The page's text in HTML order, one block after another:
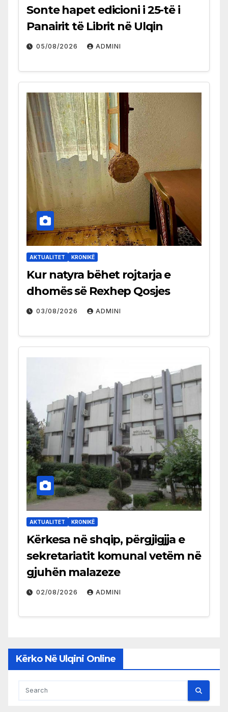
Sonte hapet edicioni i 25-të i
Panairit të Librit në Ulqin
05/08/2026 ADMINI
AKTUALITET KRONIKË
Kur natyra bëhet rojtarja e
dhomës së Rexhep Qosjes
03/08/2026 ADMINI
AKTUALITET KRONIKË
Kërkesa në shqip, përgjigjja e
sekretariatit komunal vetëm në
gjuhën malazeze
02/08/2026 ADMINI
Kërko Në Ulqini Online